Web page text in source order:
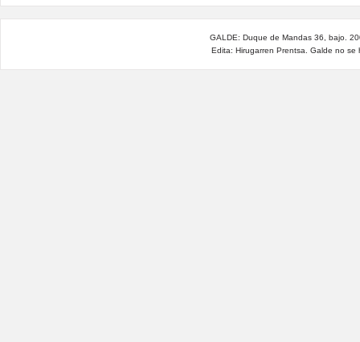
del
potencial
nuclear
con
Irán
GALDE: Duque de Mandas 36, bajo.
Edita: Hirugarren Prentsa. Galde no